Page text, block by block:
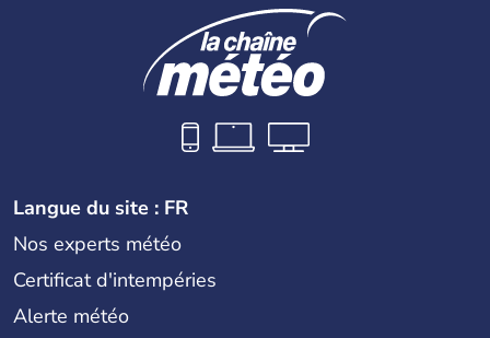
Langue du site : FR
Nos experts météo
Certificat d'intempéries
Alerte météo